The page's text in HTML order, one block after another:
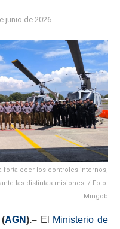
junio de 2026
fortalecer los controles internos,
las distintas misiones. / Foto:
Mingob
AGN).– El Ministerio de